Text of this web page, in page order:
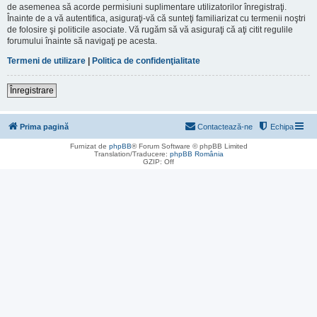
de asemenea să acorde permisiuni suplimentare utilizatorilor înregistraţi.
Înainte de a vă autentifica, asiguraţi-vă că sunteţi familiarizat cu termenii noştri
de folosire şi politicile asociate. Vă rugăm să vă asiguraţi că aţi citit regulile
forumului înainte să navigaţi pe acesta.
Termeni de utilizare | Politica de confidenţialitate
Înregistrare
Prima pagină Echipa
Contactează-ne
Furnizat de phpBB® Forum Software © phpBB Limited
Translation/Traducere: phpBB România
GZIP: Off